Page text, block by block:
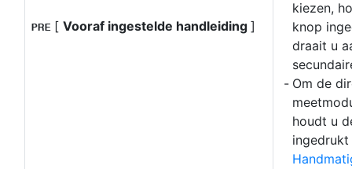
L [ Vooraf ingestelde handleiding ]
kiezen,
knop
draait u
Om de
houdt u